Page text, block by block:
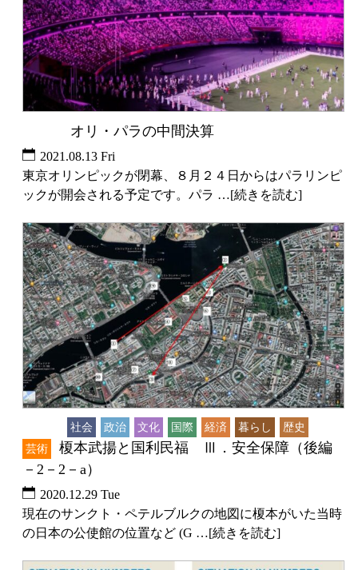
オリ・パラの中間決算
2021.08.13 Fri
東京オリンピックが閉幕、８月２４日からはパラリンピ
ックが開会される予定です。パラ …[続きを読む]
社会 政治 文化 国際 経済 暮らし
歴史
芸術
榎本武揚と国利民福 Ⅲ．安全保障（後編
－2－2－a）
2020.12.29 Tue
現在のサンクト・ペテルブルクの地図に榎本がいた当時
の日本の公使館の位置など (G …[続きを読む]